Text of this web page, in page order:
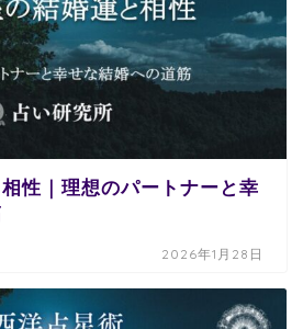
性｜理想のパートナーと幸
2026年1月28日